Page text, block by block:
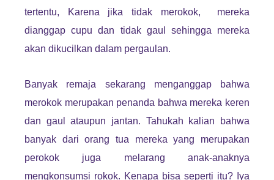
tertentu, Karena jika tidak merokok, mereka
dianggap cupu dan tidak gaul sehingga mereka
akan dikucilkan dalam pergaulan.
Banyak remaja sekarang menganggap bahwa
merokok merupakan penanda bahwa mereka keren
dan gaul ataupun jantan. Tahukah kalian bahwa
banyak dari orang tua mereka yang merupakan
perokok juga melarang anak-anaknya
mengkonsumsi rokok. Kenapa bisa seperti itu? Iya